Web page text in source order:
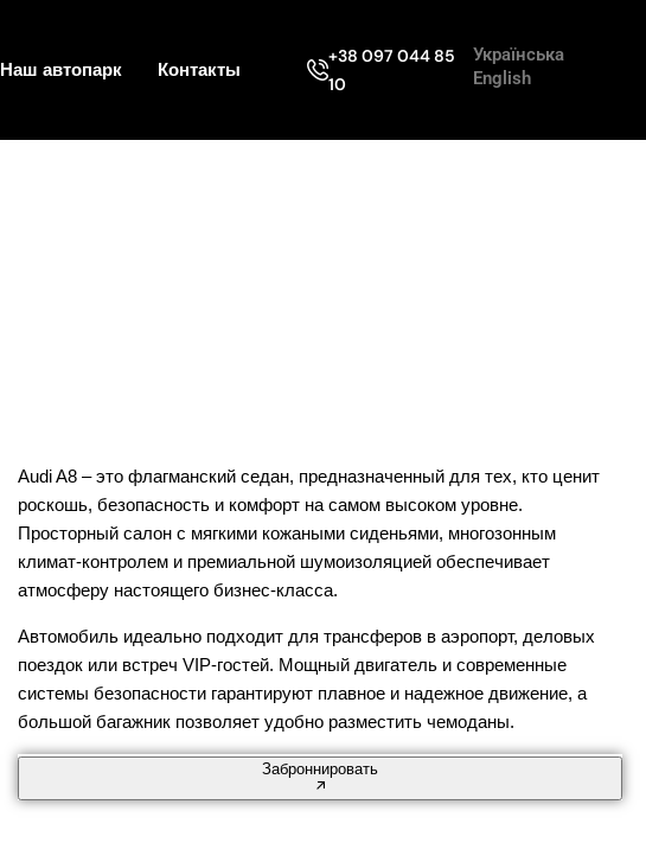
Наш автопарк Контакты
+38 097 044 85
10
Українська
English
Audi A8 – это флагманский седан, предназначенный для тех, кто ценит
роскошь, безопасность и комфорт на самом высоком уровне.
Просторный салон с мягкими кожаными сиденьями, многозонным
климат-контролем и премиальной шумоизоляцией обеспечивает
атмосферу настоящего бизнес-класса.
Автомобиль идеально подходит для трансферов в аэропорт, деловых
поездок или встреч VIP-гостей. Мощный двигатель и современные
системы безопасности гарантируют плавное и надежное движение, а
большой багажник позволяет удобно разместить чемоданы.
Заброннировать